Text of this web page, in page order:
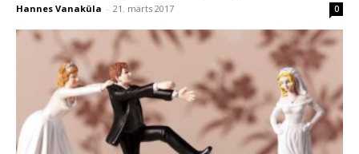
Hannes Vanaküla - 21. märts 2017 0